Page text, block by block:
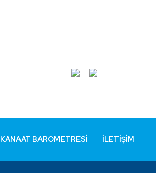
KANAAT BAROMETRESI İLETIŞIM